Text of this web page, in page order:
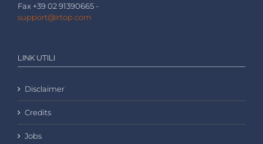
Fax +39 02 91390665 -
support@irtop.com
LINK UTILI
Disclaimer
Credits
Jobs